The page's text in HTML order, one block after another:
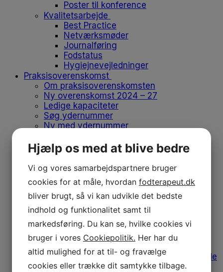
Poster til konference
Kvalitetsarbejde
Best Practice
Netværksmøder
Journalføring
Fodstatus
Hygiejnevejledninger
Praksisoverenskomst
Om praksisoverenskomsten
Ny overenskomst 2024 – 27
Ledige kapaciteter
Søg ydernummer
Ny med ydernummer
Vikar og medhjælp
Flyt klinik
Produkter på positivlisten
Afregn med regionen
Medlemskab
Medlemskab
Bliv medlem
Kontingent
Forsikringer
Afregning af udgifter
Medlemstilbud
Bomærke, varemærke og designguide
Medlemsfordele
Hjælp os med at blive bedre
Vi og vores samarbejdspartnere bruger
cookies for at måle, hvordan fodterapeut.dk
bliver brugt, så vi kan udvikle det bedste
indhold og funktionalitet samt til
markedsføring. Du kan se, hvilke cookies vi
bruger i vores Cookiepolitik. Her har du
altid mulighed for at til- og fravælge
cookies eller trække dit samtykke tilbage.